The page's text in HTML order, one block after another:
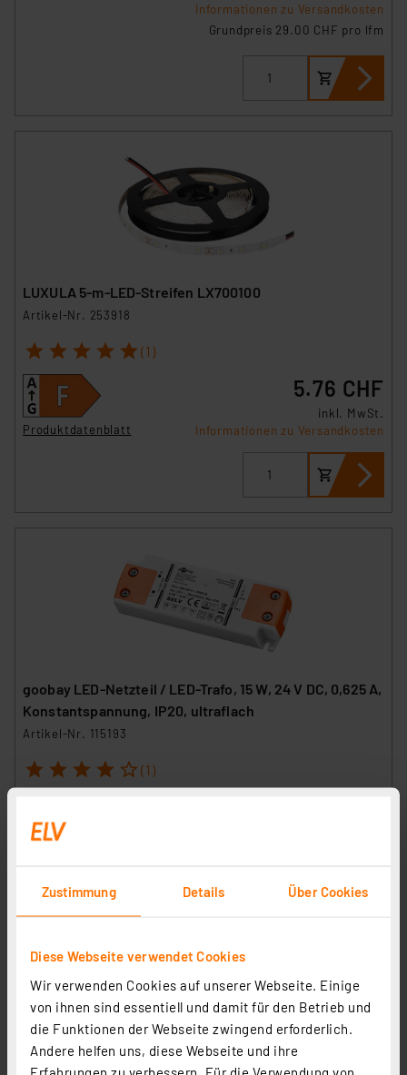
Zustimmung Details Über Cookies
Diese Webseite verwendet Cookies
Wir verwenden Cookies auf unserer Webseite. Einige
von ihnen sind essentiell und damit für den Betrieb und
die Funktionen der Webseite zwingend erforderlich.
Andere helfen uns, diese Webseite und ihre
Erfahrungen zu verbessern. Für die Verwendung von
Informationen zu Versandkosten
Grundpreis 29.00 CHF pro lfm
LUXULA 5-m-LED-Streifen LX700100
Artikel-Nr. 253918
1 2 3 4 5 (1)
Produktdatenblatt
5.76 CHF
inkl. MwSt.
Informationen zu Versandkosten
goobay LED-Netzteil / LED-Trafo, 15 W, 24 V DC, 0,625 A,
Konstantspannung, IP20, ultraflach
Artikel-Nr. 115193
1 2 3 4 5 (1)